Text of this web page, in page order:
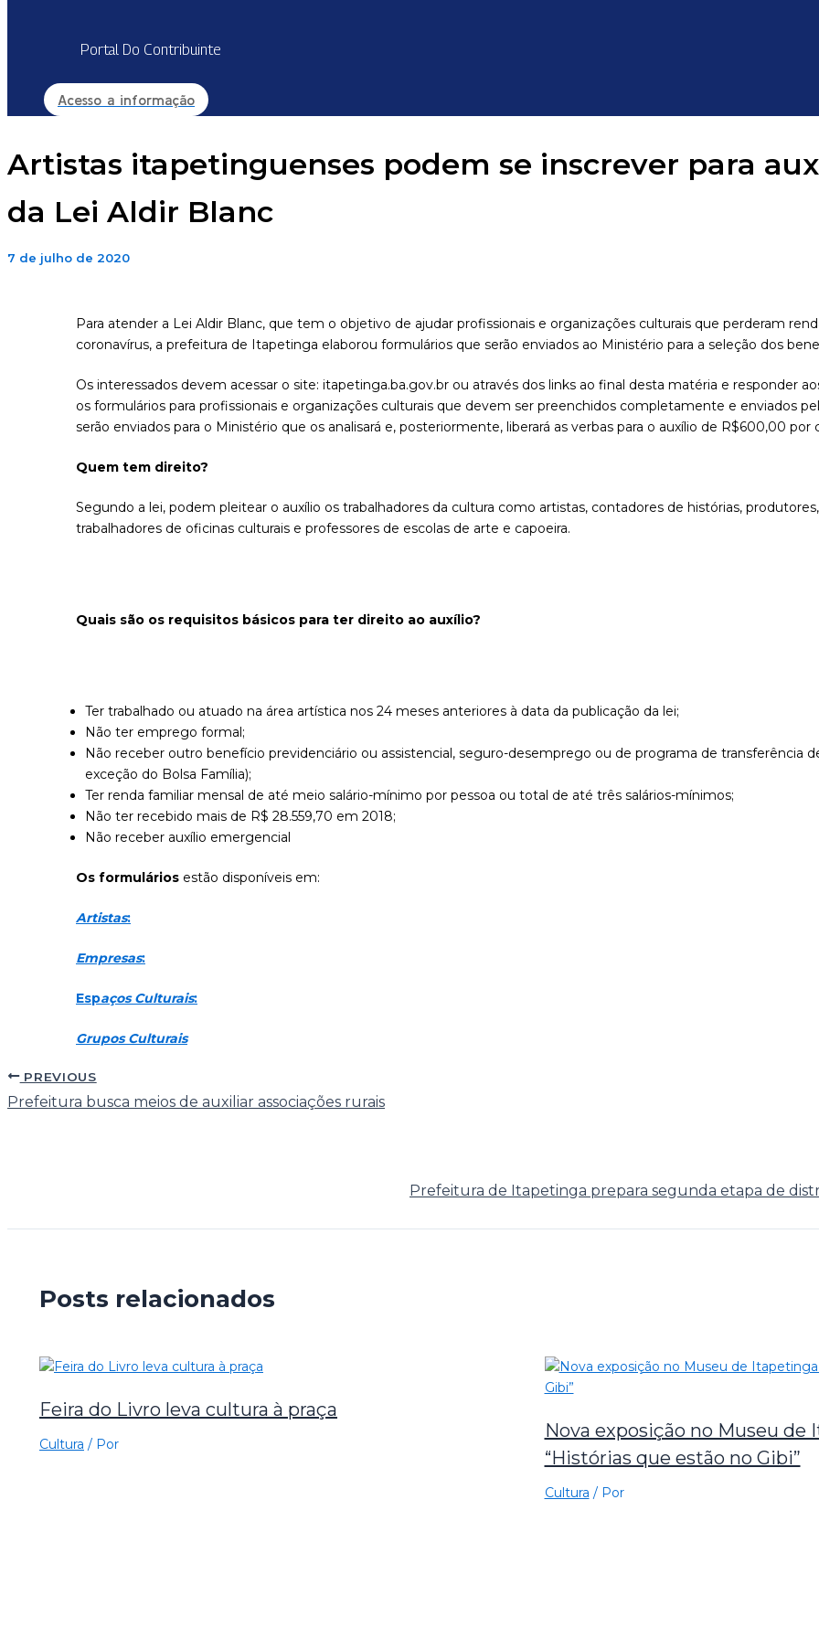
Portal Do Contribuinte
Acesso a informação
Artistas itapetinguenses podem se inscrever para
da Lei Aldir Blanc
7 de julho de 2020
Para atender a Lei Aldir Blanc, que tem o objetivo de ajudar profissionais e organizações culturais que perderam
coronavírus, a prefeitura de Itapetinga elaborou formulários que serão enviados ao Ministério para a seleção dos
Os interessados devem acessar o site: itapetinga.ba.gov.br ou através dos links ao final desta matéria e responder
os formulários para profissionais e organizações culturais que devem ser preenchidos completamente e enviados
serão enviados para o Ministério que os analisará e, posteriormente, liberará as verbas para o auxílio de R$600,00 por
Quem tem direito?
Segundo a lei, podem pleitear o auxílio os trabalhadores da cultura como artistas, contadores de histórias,
trabalhadores de oficinas culturais e professores de escolas de arte e capoeira.
Quais são os requisitos básicos para ter direito ao auxílio?
Ter trabalhado ou atuado na área artística nos 24 meses anteriores à data da publicação da lei;
Não ter emprego formal;
Não receber outro benefício previdenciário ou assistencial, seguro-desemprego ou de programa de transferência
exceção do Bolsa Família);
Ter renda familiar mensal de até meio salário-mínimo por pessoa ou total de até três salários-mínimos;
Não ter recebido mais de R$ 28.559,70 em 2018;
Não receber auxílio emergencial
Os formulários estão disponíveis em:
Artistas:
Empresas:
Espaços Culturais:
Grupos Culturais
PREVIOUS
Prefeitura busca meios de auxiliar associações rurais
Prefeitura de Itapetinga prepara segunda etapa de
Posts relacionados
Feira do Livro leva cultura à praça
Cultura / Por
Nova exposição no Museu de
“Histórias que estão no Gibi”
Cultura / Por